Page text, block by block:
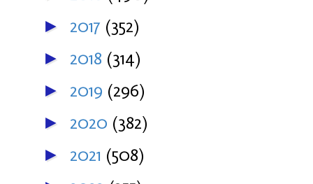
► 2017 (352)
► 2018 (314)
► 2019 (296)
► 2020 (382)
► 2021 (508)